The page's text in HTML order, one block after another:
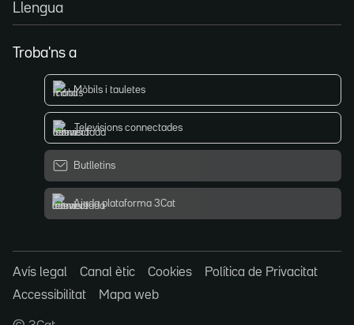
Llengua
Troba'ns a
Mòbils i tauletes
Televisions connectades
Butlletins
Ajuda plataforma 3Cat
Avís legal Canal ètic Cookies
Política de Privacitat
Accessibilitat
Mapa web